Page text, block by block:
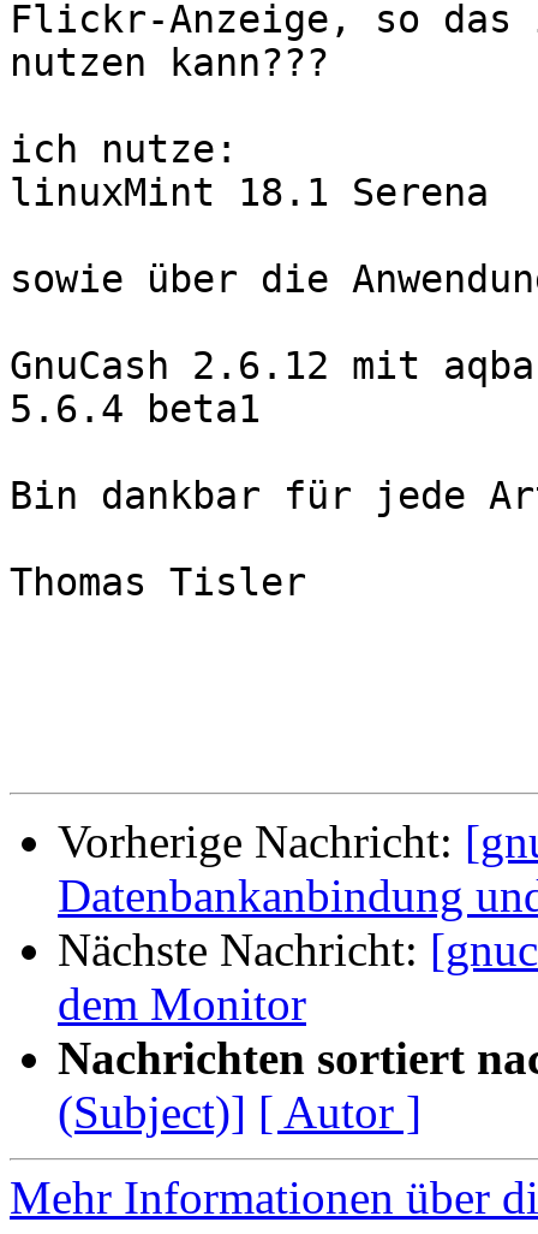
Flickr-Anzeige, so das
nutzen kann???
ich nutze:
linuxMint 18.1 Serena
sowie über die
GnuCash 2.6.12 mit
5.6.4 beta1
Bin dankbar für jede
Thomas Tisler
Vorherige Nachricht:
Datenbankanbindung
Nächste Nachricht:
dem Monitor
Nachrichten sortiert
(Subject)] [ Autor ]
Mehr Informationen über